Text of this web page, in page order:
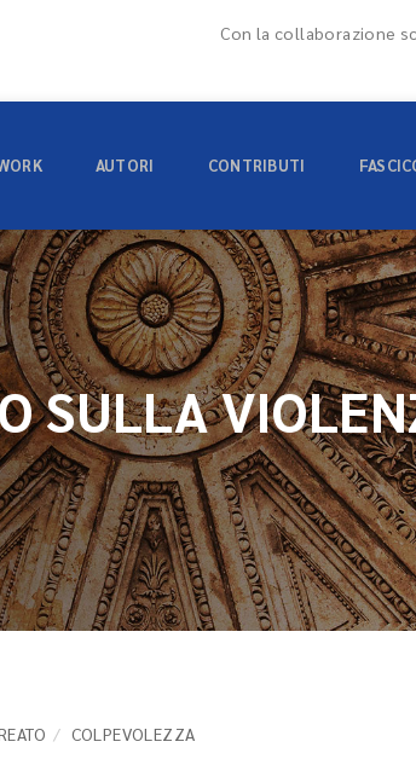
Con la collaborazione
AUTORI CONTRIBUTI
SULLA
COLPEVOLEZZA